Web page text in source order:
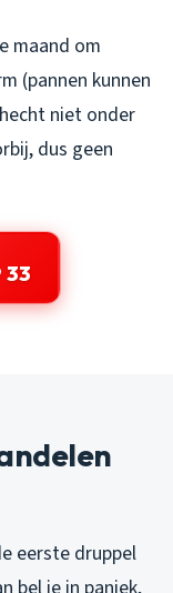
maand om
(pannen kunnen
niet onder
dus geen
33
eerste druppel